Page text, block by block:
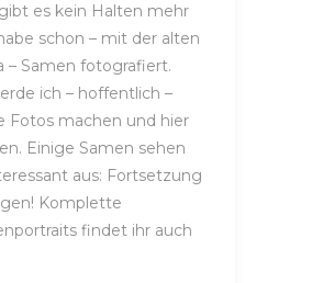
es kein Halten mehr
schon – mit der alten
– Samen fotografiert.
ich – hoffentlich –
Fotos machen und hier
Einige Samen sehen
aus: Fortsetzung
Komplette
findet ihr auch